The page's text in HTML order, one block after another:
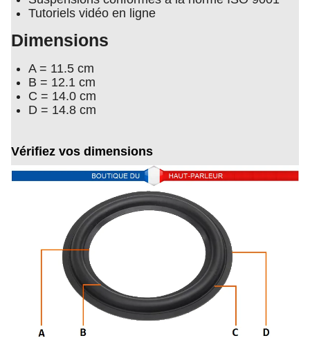
Tutoriels vidéo en ligne
Dimensions
A = 11.5 cm
B = 12.1 cm
C = 14.0 cm
D = 14.8 cm
Vérifiez vos dimensions